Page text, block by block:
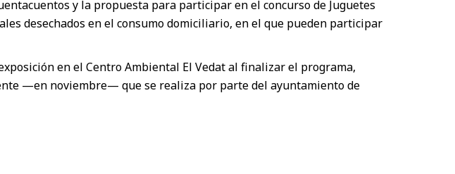
y la propuesta para participar en el concurso de Juguetes
desechados en el consumo domiciliario, en el que pueden participar
en el Centro Ambiental El Vedat al finalizar el programa,
—en noviembre— que se realiza por parte del ayuntamiento de